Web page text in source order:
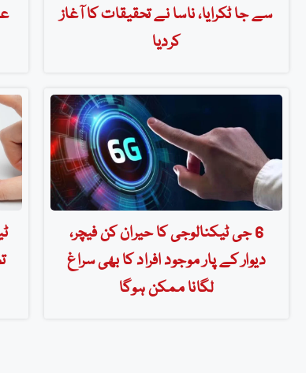
سے جا ٹکرایا، ناسا نے تحقیقات کا آغاز
کردیا
6 جی ٹیکنالوجی کا حیران کن فیچر،
دیوار کے پار موجود افراد کا بھی سراغ
لگانا ممکن ہوگا